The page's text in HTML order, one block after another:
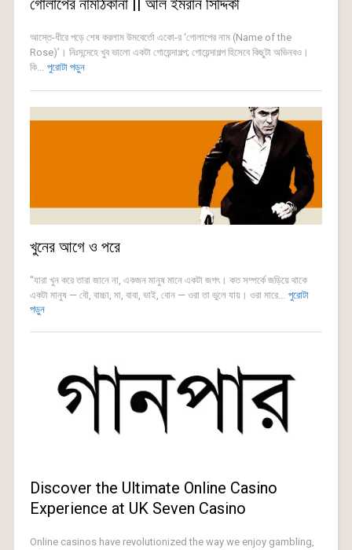
গোলাপের নামঠিকানা || আল ইমরান সিদ্দিকী
আস্তে-ধীরে পড়ে শেষ করলাম উমবের্তো একো-র ‘গোলাপের নাম (Name of the
Rose)’। নিঃসন্দেহে খুব ভালো একটা গোয়েন্দাগল্প; গোয়েন্দাগল্প হিসেবে কিছুটা অভিনবও।
কি... পুরোটা পড়ুন
খুনের আগে ও পরে
“যারা খুন করে তারা জানে না, একজন মানুষ মানে একটা জগৎ। কত সম্পর্কে জড়িয়ে থাকে
একটা মানুষ — বৌ, বাচ্চা, মা, বাবা, ভাই, বোন — ওরা তা ভুলে যায়। ওরা মারে... পুরোটা
পড়ুন
Discover the Ultimate Online Casino
Experience at UK Seven Casino
Online casinos have revolutionized the way we enjoy gambling,